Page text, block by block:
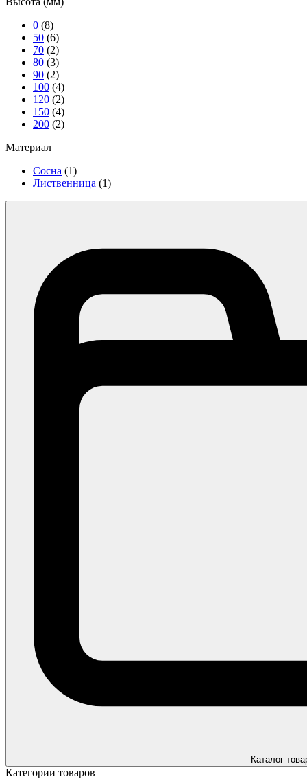
0 (8)
50 (6)
70 (2)
80 (3)
90 (2)
100 (4)
120 (2)
150 (4)
200 (2)
Материал
Cосна (1)
Лиственница (1)
Каталог
Категории товаров